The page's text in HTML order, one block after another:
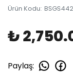
Ürün Kodu:
₺
Paylaş: